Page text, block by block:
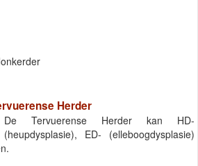
Herder
De Tervuerense Herder kan HD-
(heupdysplasie), ED- (elleboogdysplasie)